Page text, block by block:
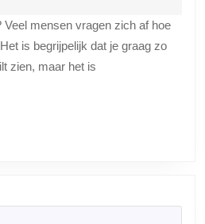
Gezond
Afvallen?
Ontdek
Veel mensen vragen zich af hoe
is begrijpelijk dat je graag zo
zien, maar het is